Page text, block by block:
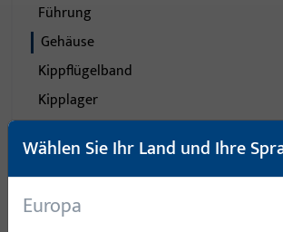
Führung
Gehäuse
Kippflügelband
Kipplager
Kupplung für Türbremse
Laufwagen
Wählen Sie Ihr Land und Ihre
Europa